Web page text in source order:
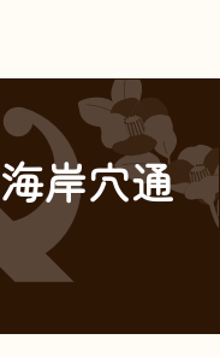
岸穴通